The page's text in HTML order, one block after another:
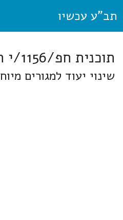
תב"ע עכשיו
תוכנית חפ/1156/י חיפה
שינוי יעוד למגורים